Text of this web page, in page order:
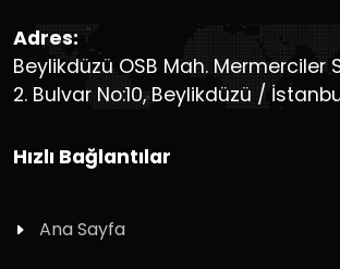
Adres:
Beylikdüzü OSB Mah. Mermerciler
2. Bulvar No:10, Beylikdüzü /
Hızlı Bağlantılar
Ana Sayfa